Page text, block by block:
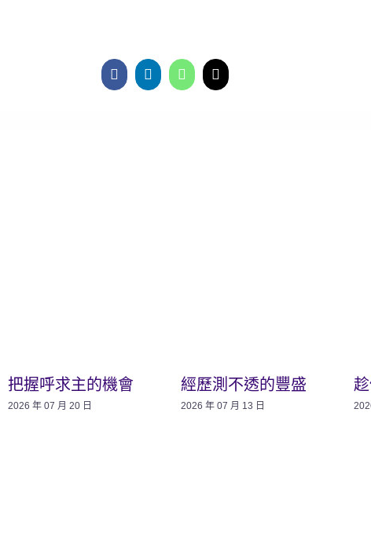
把握呼求主的機會
2026 年 07 月 20 日
經歷測不透的豐盛
2026 年 07 月 13 日